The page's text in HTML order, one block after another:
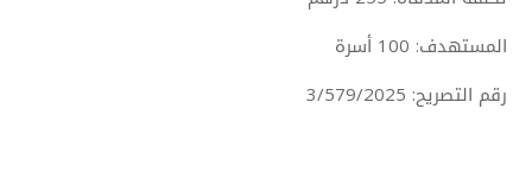
المستهدف: 100 أسرة
رقم التصريح: 3/579/2025